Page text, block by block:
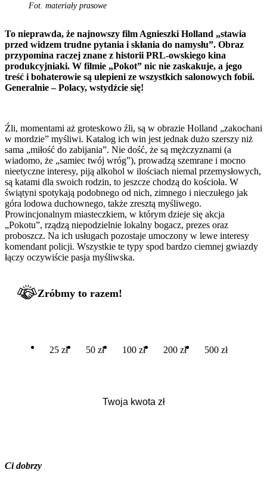
Fot. materiały prasowe
To nieprawda, że najnowszy film Agnieszki Holland „stawia
przed widzem trudne pytania i skłania do namysłu”. Obraz
przypomina raczej znane z historii PRL-owskiego kina
produkcyjniaki. W filmie „Pokot” nic nie zaskakuje, a jego
treść i bohaterowie są ulepieni ze wszystkich salonowych fobii.
Generalnie – Polacy, wstydźcie się!
Źli, momentami aż groteskowo źli, są w obrazie Holland „zakochani
w mordzie” myśliwi. Katalog ich win jest jednak dużo szerszy niż
sama „miłość do zabijania”. Nie dość, że są mężczyznami (a
wiadomo, że „samiec twój wróg”), prowadzą szemrane i mocno
nieetyczne interesy, piją alkohol w ilościach niemal przemysłowych,
są katami dla swoich rodzin, to jeszcze chodzą do kościoła. W
świątyni spotykają podobnego od nich, zimnego i nieczułego jak
góra lodowa duchownego, także zresztą myśliwego.
Prowincjonalnym miasteczkiem, w którym dzieje się akcja
„Pokotu”, rządzą niepodzielnie lokalny bogacz, prezes oraz
proboszcz. Na ich usługach pozostaje umoczony w lewe interesy
komendant policji. Wszystkie te typy spod bardzo ciemnej gwiazdy
łączy oczywiście pasja myśliwska.
Zróbmy to razem!
25 zł 50 zł 100 zł 200 zł 500 zł
Ci dobrzy